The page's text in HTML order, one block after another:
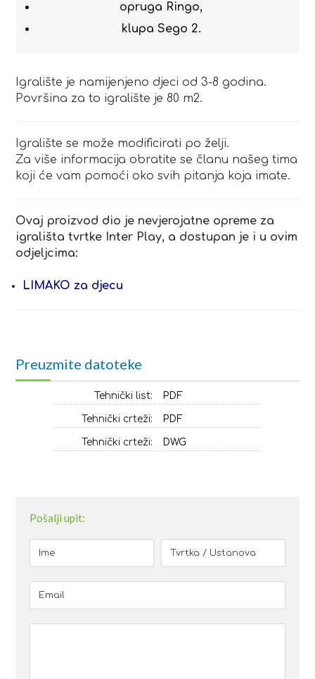
opruga Ringo,
klupa Sego 2.
Igralište je namijenjeno djeci od 3-8 godina.
Površina za to igralište je 80 m2.
Igralište se može modificirati po želji.
Za više informacija obratite se članu našeg tima
koji će vam pomoći oko svih pitanja koja imate.
Ovaj proizvod dio je nevjerojatne opreme za
igrališta tvrtke Inter Play, a dostupan je i u ovim
odjeljcima:
LIMAKO za djecu
Preuzmite datoteke
Tehnički list: PDF
Tehnički crteži: PDF
Tehnički crteži: DWG
Pošalji upit: